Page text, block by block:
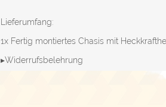
Lieferumfang:
1x Fertig montiertes Chasis mit
▸Widerrufsbelehrung